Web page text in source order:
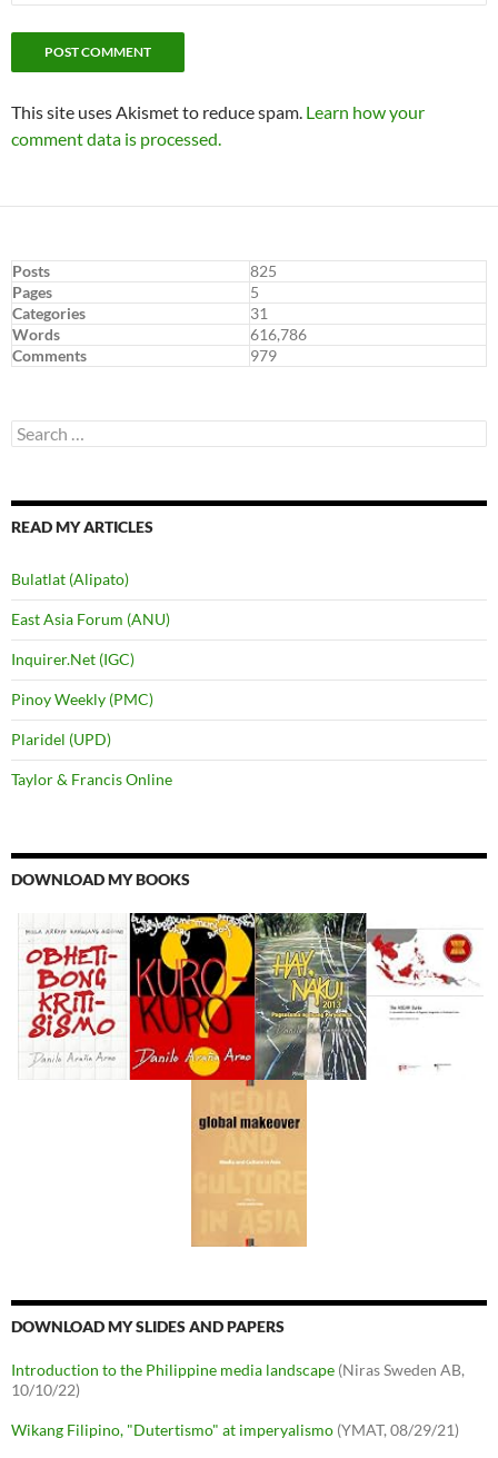
This site uses Akismet to reduce spam. Learn how your
comment data is processed.
Posts
825
Pages
5
Categories
31
Words
616,786
Comments
979
Search
for:
READ MY ARTICLES
Bulatlat (Alipato)
East Asia Forum (ANU)
Inquirer.Net (IGC)
Pinoy Weekly (PMC)
Plaridel (UPD)
Taylor & Francis Online
DOWNLOAD MY BOOKS
DOWNLOAD MY SLIDES AND PAPERS
Introduction to the Philippine media landscape (Niras Sweden AB,
10/10/22)
Wikang Filipino, "Dutertismo" at imperyalismo (YMAT, 08/29/21)